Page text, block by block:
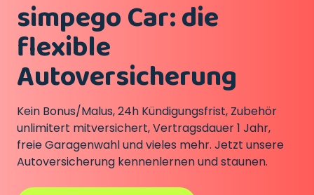
simpego Car: die
flexible
Autoversicherung
Kein Bonus/Malus, 24h Kündigungsfrist, Zubehör
unlimitert mitversichert, Vertragsdauer 1 Jahr,
freie Garagenwahl und vieles mehr. Jetzt unsere
Autoversicherung kennenlernen und staunen.